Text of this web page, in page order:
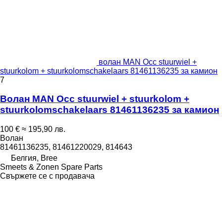
волан MAN Occ stuurwiel +
stuurkolom + stuurkolomschakelaars 81461136235 за камион
7
Волан MAN Occ stuurwiel + stuurkolom +
stuurkolomschakelaars 81461136235 за камион
100 € ≈ 195,90 лв.
Волан
81461136235, 81461220029, 814643
Белгия, Bree
Smeets & Zonen Spare Parts
Свържете се с продавача